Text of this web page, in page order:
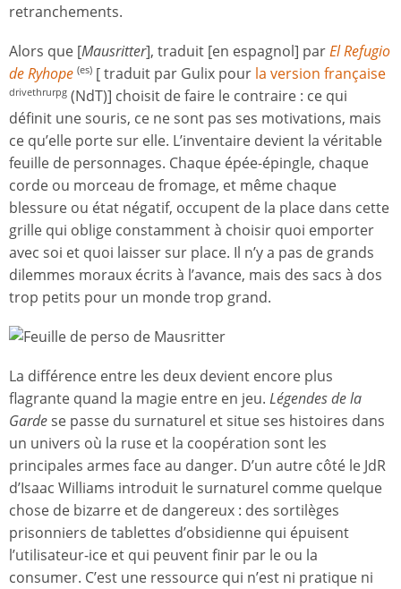
retranchements.
Alors que [Mausritter], traduit [en espagnol] parEl Refugio
de Ryhope (es) [ traduit par Gulix pour la version française
drivethrurpg (NdT)] choisit de faire le contraire : ce qui
définit une souris, ce ne sont pas ses motivations, mais
ce qu’elle porte sur elle. L’inventaire devient la véritable
feuille de personnages. Chaque épée-épingle, chaque
corde ou morceau de fromage, et même chaque
blessure ou état négatif, occupent de la place dans cette
grille qui oblige constamment à choisir quoi emporter
avec soi et quoi laisser sur place. Il n’y a pas de grands
dilemmes moraux écrits à l’avance, mais des sacs à dos
trop petits pour un monde trop grand.
La différence entre les deux devient encore plus
flagrante quand la magie entre en jeu. Légendes de la
Gardese passe du surnaturel et situe ses histoires dans
un univers où la ruse et la coopération sont les
principales armes face au danger. D’un autre côté le JdR
d’Isaac Williams introduit le surnaturel comme quelque
chose de bizarre et de dangereux : des sortilèges
prisonniers de tablettes d’obsidienne qui épuisent
l’utilisateur-ice et qui peuvent finir par le ou la
consumer. C’est une ressource qui n’est ni pratique ni